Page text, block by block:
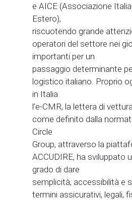
e AICE (Associazione
Estero),
riscuotendo grande
operatori del settore nei
importanti per un
passaggio determinante
logistico italiano. Proprio
in Italia
l’e-CMR, la lettera di
come definito dalla
Circle
Group, attraverso la
ACCUDIRE, ha sviluppato
grado di dare
semplicità, accessibilità e
termini assicurativi, legali,